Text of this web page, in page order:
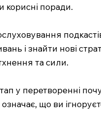
корисні поради.
і знайти нові
та сили.
перетворенні
що ви